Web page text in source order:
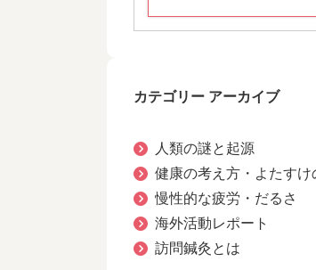
カテゴリー アーカイブ
人類の謎と起源
健康の考え方・よたすけ
慢性的な疲労・だるさ
海外活動レポート
訪問鍼灸とは